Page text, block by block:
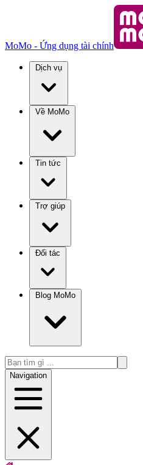
MoMo - Ứng dụng tài chính
Dịch vụ
Về MoMo
Tin tức
Trợ giúp
Đối tác
Blog MoMo
Navigation